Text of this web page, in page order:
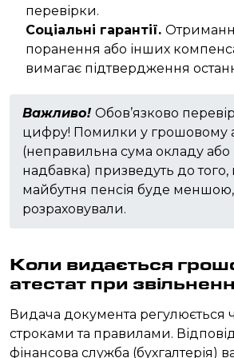
перевірки.
Соціальні гарантії.
поранення або інших
вимагає підтвердження
Важливо! Обов’язково
цифру! Помилки у грошовому
(неправильна сума окладу
надбавка) призведуть до
майбутня пенсія буде
розраховували.
Коли видається
атестат при
Видача документа регулюється
строками та правилами.
фінансова служба (бухгалтерія)